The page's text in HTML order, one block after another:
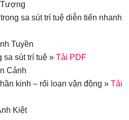
sa sút trí tuệ diễn tiến nhanh
Tuyền
sa sút trí tuệ » Tải PDF
Cảnh
kinh – rối loạn vận động » Tải
Kiệt